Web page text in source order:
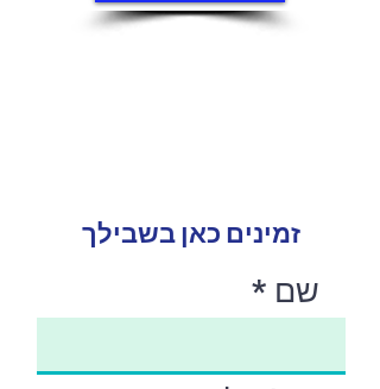
זמינים כאן בשבילך
שם